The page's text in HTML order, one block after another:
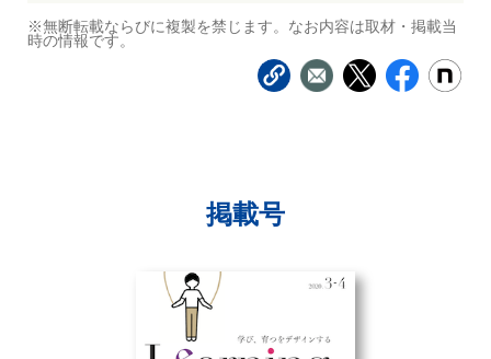
※無断転載ならびに複製を禁じます。なお内容は取材・掲載当
時の情報です。
掲載号